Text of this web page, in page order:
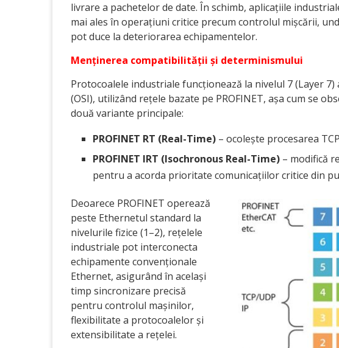
livrare a pachetelor de date. În schimb, aplicațiile
mai ales în operațiuni critice precum controlul mișcării,
pot duce la deteriorarea echipamentelor.
Menținerea compatibilității și determinismului
Protocoalele industriale funcționează la nivelul 7 (Layer
(OSI), utilizând rețele bazate pe PROFINET, așa cum se
două variante principale:
PROFINET RT (Real-Time) – ocolește procesarea
PROFINET IRT (Isochronous Real-Time) – modifică
pentru a acorda prioritate comunicațiilor critice din
Deoarece PROFINET operează
peste Ethernetul standard la
nivelurile fizice (1–2), rețelele
industriale pot interconecta
echipamente convenționale
Ethernet, asigurând în același
timp sincronizare precisă
pentru controlul mașinilor,
flexibilitate a protocoalelor și
extensibilitate a rețelei.